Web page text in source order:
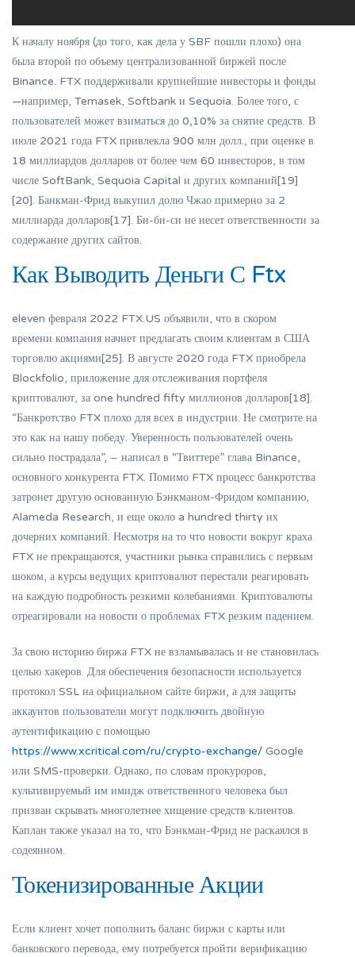
К началу ноября (до того, как дела у SBF пошли плохо) она
была второй по объему централизованной биржей после
Binance. FTX поддерживали крупнейшие инвесторы и фонды
—например, Temasek, Softbank и Sequoia. Более того, с
пользователей может взиматься до 0,10% за снятие средств. В
июле 2021 года FTX привлекла 900 млн долл., при оценке в
18 миллиардов долларов от более чем 60 инвесторов, в том
числе SoftBank, Sequoia Capital и других компаний[19]
[20]. Банкман-Фрид выкупил долю Чжао примерно за 2
миллиарда долларов[17]. Би-би-си не несет ответственности за
содержание других сайтов.
Как Выводить Деньги С Ftx
eleven февраля 2022 FTX.US объявили, что в скором
времени компания начнет предлагать своим клиентам в США
торговлю акциями[25]. В августе 2020 года FTX приобрела
Blockfolio, приложение для отслеживания портфеля
криптовалют, за one hundred fifty миллионов долларов[18].
“Банкротство FTX плохо для всех в индустрии. Не смотрите на
это как на нашу победу. Уверенность пользователей очень
сильно пострадала”, – написал в “Твиттере” глава Binance,
основного конкурента FTX. Помимо FTX процесс банкротства
затронет другую основанную Бэнкманом-Фридом компанию,
Alameda Research, и еще около a hundred thirty их
дочерних компаний. Несмотря на то что новости вокруг краха
FTX не прекращаются, участники рынка справились с первым
шоком, а курсы ведущих криптовалют перестали реагировать
на каждую подробность резкими колебаниями. Криптовалюты
отреагировали на новости о проблемах FTX резким падением.
За свою историю биржа FTX не взламывалась и не становилась
целью хакеров. Для обеспечения безопасности используется
протокол SSL на официальном сайте биржи, а для защиты
аккаунтов пользователи могут подключить двойную
аутентификацию с помощью
https://www.xcritical.com/ru/crypto-exchange/ Google
или SMS-проверки. Однако, по словам прокуроров,
культивируемый им имидж ответственного человека был
призван скрывать многолетнее хищение средств клиентов.
Каплан также указал на то, что Бэнкман-Фрид не раскаялся в
содеянном.
Токенизированные Акции
Если клиент хочет пополнить баланс биржи с карты или
банковского перевода, ему потребуется пройти верификацию